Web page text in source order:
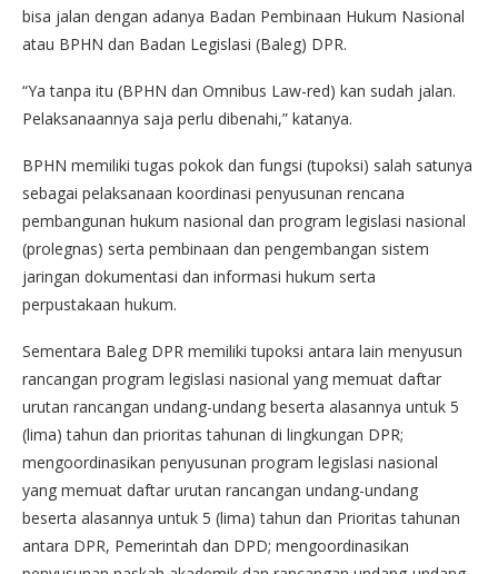
bisa jalan dengan adanya Badan Pembinaan Hukum Nasional
atau BPHN dan Badan Legislasi (Baleg) DPR.
“Ya tanpa itu (BPHN dan Omnibus Law-red) kan sudah jalan.
Pelaksanaannya saja perlu dibenahi,” katanya.
BPHN memiliki tugas pokok dan fungsi (tupoksi) salah satunya
sebagai pelaksanaan koordinasi penyusunan rencana
pembangunan hukum nasional dan program legislasi nasional
(prolegnas) serta pembinaan dan pengembangan sistem
jaringan dokumentasi dan informasi hukum serta
perpustakaan hukum.
Sementara Baleg DPR memiliki tupoksi antara lain menyusun
rancangan program legislasi nasional yang memuat daftar
urutan rancangan undang-undang beserta alasannya untuk 5
(lima) tahun dan prioritas tahunan di lingkungan DPR;
mengoordinasikan penyusunan program legislasi nasional
yang memuat daftar urutan rancangan undang-undang
beserta alasannya untuk 5 (lima) tahun dan Prioritas tahunan
antara DPR, Pemerintah dan DPD; mengoordinasikan